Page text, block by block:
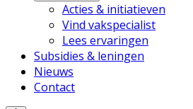
Acties & initiatieven
Vind vakspecialist
Lees ervaringen
Subsidies & leningen
Nieuws
Contact